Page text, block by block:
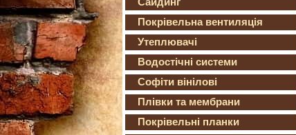
Покрівельна вентиляція
Утеплювачі
Водостічні системи
Софіти вінілові
Плівки та мембрани
Покрівельні планки